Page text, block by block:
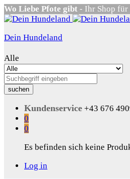
Wo Liebe Pfote gibt - Ihr Shop
Dein Hundeland
Alle
suchen
Kundenservice +43 676
0
0
Es befinden sich keine
Log in